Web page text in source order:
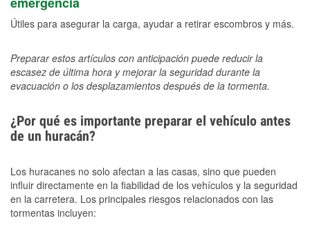
Útiles para asegurar la carga, ayudar a retirar escombros y más.
Preparar estos artículos con anticipación puede reducir la
escasez de última hora y mejorar la seguridad durante la
evacuación o los desplazamientos después de la tormenta.
¿Por qué es importante preparar el vehículo antes
de un huracán?
Los huracanes no solo afectan a las casas, sino que pueden
influir directamente en la fiabilidad de los vehículos y la seguridad
en la carretera. Los principales riesgos relacionados con las
tormentas incluyen: